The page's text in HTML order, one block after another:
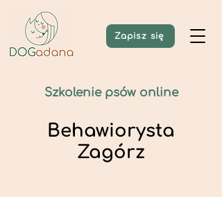
Zapisz się
Szkolenie psów online
Behawiorysta
Zagórz